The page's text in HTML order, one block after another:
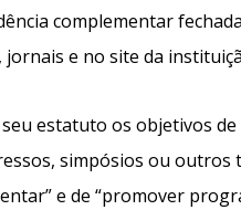
complementar
e no site da
seu estatuto os objetivos
simpósios ou
e de “promover